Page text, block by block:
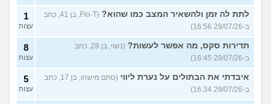
לתת לה זמן ולהשאיר המצב כמו שהוא?
(Flo-T, בן 41, כתב
ב-29/07/26 16:56)
1
עצות
תדירות סקס, מה אפשר לעשות?
(נשוי, בן 28, כתב
ב-29/07/26 16:45)
8
עצות
איבדתי את הבתולים על נערת ליווי
(סתם מישהו, בן 17, כתב
ב-29/07/26 16:34)
5
עצות